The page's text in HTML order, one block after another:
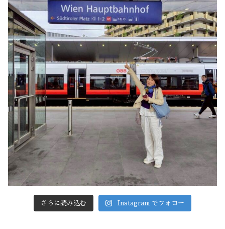
さらに読み込む Instagram でフォロー